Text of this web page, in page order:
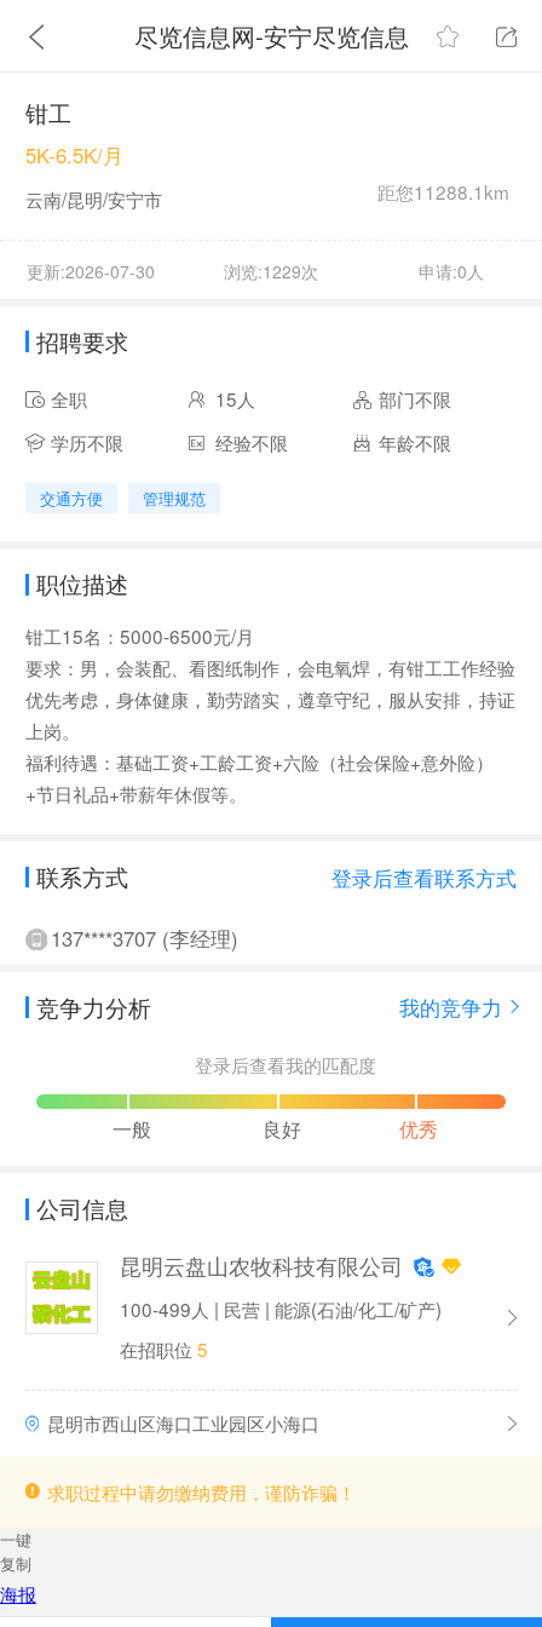
尽览信息网-安宁尽览信息
钳工
距您11288.1km
5K-6.5K/月
云南/昆明/安宁市
更新:2026-07-30 浏览:1229次 申请:0人
招聘要求
全职 15人
部门不限
学历不限
经验不限 年龄不限
交通方便 管理规范
职位描述
钳工15名：5000-6500元/月
要求：男，会装配、看图纸制作，会电氧焊，有钳工工作经验
优先考虑，身体健康，勤劳踏实，遵章守纪，服从安排，持证
上岗。
福利待遇：基础工资+工龄工资+六险（社会保险+意外险）
+节日礼品+带薪年休假等。
联系方式 登录后查看联系方式
137****3707 (李经理)
竞争力分析 我的竞争力
登录后查看我的匹配度
一般 良好 优秀
公司信息
昆明云盘山农牧科技有限公司
100-499人 | 民营 | 能源(石油/化工/矿产)
在招职位 5
昆明市西山区海口工业园区小海口
求职过程中请勿缴纳费用，谨防诈骗！
一键
复制
海报